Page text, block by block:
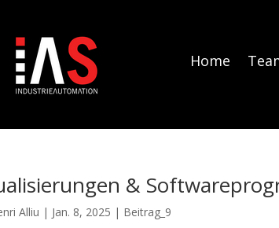
Home
&
Alliu | Jan. 8, 2025 | Beitrag_9